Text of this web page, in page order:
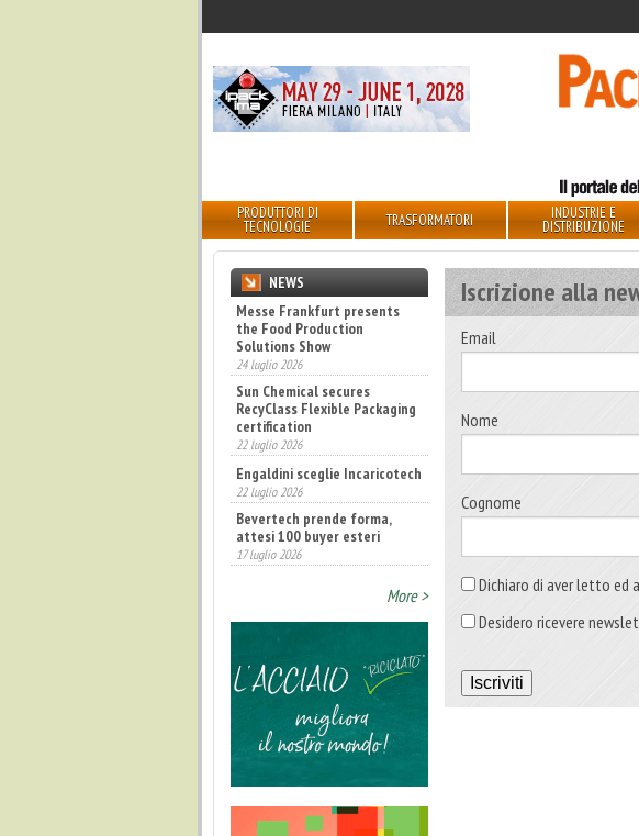
PRODUTTORI DI
TECNOLOGIE TRASFORMATORI INDUSTRIE E
DISTRIBUZIONE
Iscrizione alla
Email
Nome
Cognome
Dichiaro di aver letto
Desidero ricevere
Iscriviti
NEWS
Messe Frankfurt presents
the Food Production
Solutions Show
24 luglio 2026
Sun Chemical secures
RecyClass Flexible Packaging
certification
22 luglio 2026
Engaldini sceglie Incaricotech
22 luglio 2026
Bevertech prende forma,
attesi 100 buyer esteri
17 luglio 2026
More >